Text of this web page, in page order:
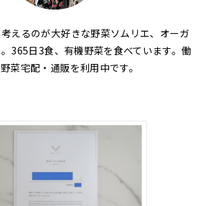
えるのが大好きな野菜ソムリエ、オーガ
365日3食、有機野菜を食べています。働
菜宅配・通販を利用中です。